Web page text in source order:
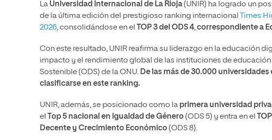
La Universidad Internacional de La Rioja(UNIR) ha logrado un
de la última edición del prestigioso ranking internacional Times
2026, consolidándose en el TOP 3 del ODS 4,correspondiente a
Con este resultado, UNIR reafirma su liderazgo en la educación
impacto y el rendimiento global de las instituciones de
Sostenible (ODS) de la ONU. De las más de 30.000
clasificarse en este ranking.
UNIR, además, se posicionado como la primera universidad
el Top 5 nacional en Igualdad de Género(ODS 5) y entra en el
Decente y Crecimiento Económico(ODS 8).